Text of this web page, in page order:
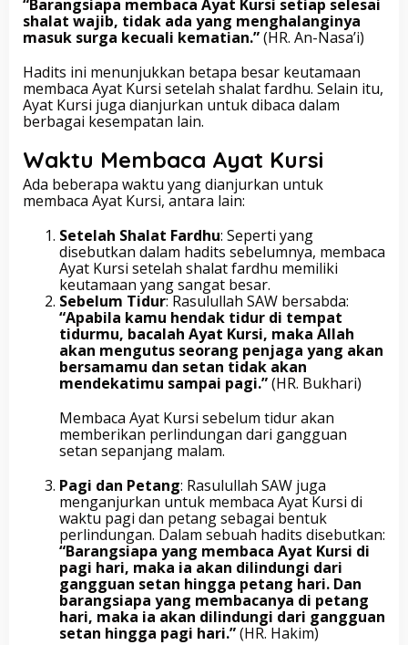
“Barangsiapa membaca Ayat Kursi setiap selesai
shalat wajib, tidak ada yang menghalanginya
masuk surga kecuali kematian.”(HR. An-Nasa’i)
Hadits ini menunjukkan betapa besar keutamaan
membaca Ayat Kursi setelah shalat fardhu. Selain itu,
Ayat Kursi juga dianjurkan untuk dibaca dalam
berbagai kesempatan lain.
Waktu Membaca Ayat Kursi
Ada beberapa waktu yang dianjurkan untuk
membaca Ayat Kursi, antara lain:
Setelah Shalat Fardhu: Seperti yang
disebutkan dalam hadits sebelumnya, membaca
Ayat Kursi setelah shalat fardhu memiliki
keutamaan yang sangat besar.
Sebelum Tidur: Rasulullah SAW bersabda:
“Apabila kamu hendak tidur di tempat
tidurmu, bacalah Ayat Kursi, maka Allah
akan mengutus seorang penjaga yang akan
bersamamu dan setan tidak akan
mendekatimu sampai pagi.”(HR. Bukhari)
Membaca Ayat Kursi sebelum tidur akan
memberikan perlindungan dari gangguan
setan sepanjang malam.
Pagi dan Petang: Rasulullah SAW juga
menganjurkan untuk membaca Ayat Kursi di
waktu pagi dan petang sebagai bentuk
perlindungan. Dalam sebuah hadits disebutkan:
“Barangsiapa yang membaca Ayat Kursi di
pagi hari, maka ia akan dilindungi dari
gangguan setan hingga petang hari. Dan
barangsiapa yang membacanya di petang
hari, maka ia akan dilindungi dari gangguan
setan hingga pagi hari.”(HR. Hakim)